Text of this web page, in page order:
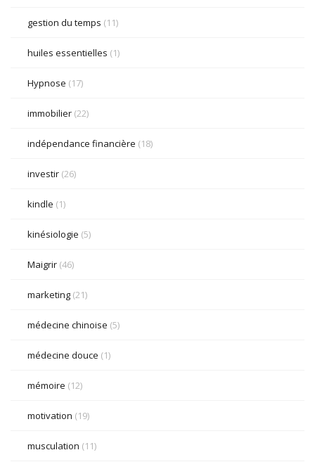
gestion du temps (11)
huiles essentielles (1)
Hypnose (17)
immobilier (22)
indépendance financière (18)
investir (26)
kindle (1)
kinésiologie (5)
Maigrir (46)
marketing (21)
médecine chinoise (5)
médecine douce (1)
mémoire (12)
motivation (19)
musculation (11)